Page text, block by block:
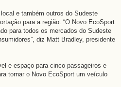
e também outros do Sudeste
para a região. “O Novo EcoSport
para todos os mercados do Sudeste
diz Matt Bradley, presidente
e espaço para cinco passageiros e
tornar o Novo EcoSport um veículo